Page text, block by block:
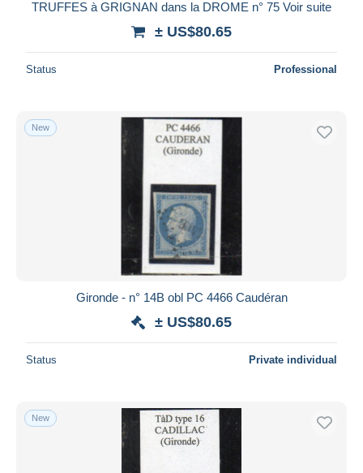
TRUFFES à GRIGNAN dans la DROME n° 75 Voir suite
± US$80.65
Status Professional
New
Gironde - n° 14B obl PC 4466 Caudéran
± US$80.65
Status Private individual
New